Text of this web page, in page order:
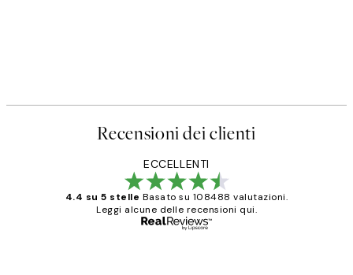
Recensioni dei clienti
ECCELLENTI
4.4 su 5 stelle Basato su 108488 valutazioni.
Leggi alcune delle recensioni qui.